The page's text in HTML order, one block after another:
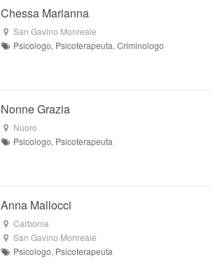
Chessa Marianna
San Gavino Monreale
Psicologo, Psicoterapeuta, Criminologo
Nonne Grazia
Nuoro
Psicologo, Psicoterapeuta
Anna Mallocci
Carbonia
San Gavino Monreale
Psicologo, Psicoterapeuta